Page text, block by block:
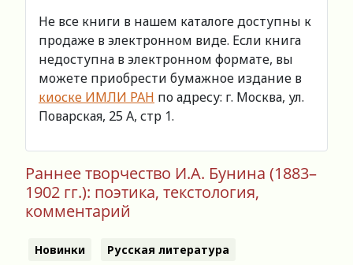
Не все книги в нашем каталоге доступны к
продаже в электронном виде. Если книга
недоступна в электронном формате, вы
можете приобрести бумажное издание в
киоске ИМЛИ РАН по адресу: г. Москва, ул.
Поварская, 25 А, стр 1.
Раннее творчество И.А. Бунина (1883–
1902 гг.): поэтика, текстология,
комментарий
Новинки Русская литература